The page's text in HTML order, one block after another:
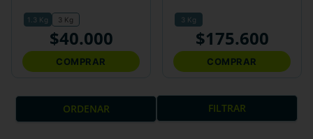
1.3 Kg 3 Kg
$40.000
COMPRAR
3 Kg
$175.600
COMPRAR
FILTRAR